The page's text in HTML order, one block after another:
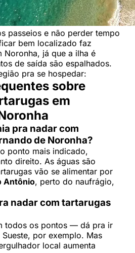
passeios e não perder tempo
bem localizado faz
Noronha, já que a ilha é
de saída são espalhados.
pra se hospedar:
sobre
em
pra nadar com
de Noronha?
ponto mais indicado,
direito. As águas são
vão se alimentar por
Antônio, perto do naufrágio,
nadar com tartarugas
todos os pontos — dá pra ir
por exemplo. Mas
local aumenta